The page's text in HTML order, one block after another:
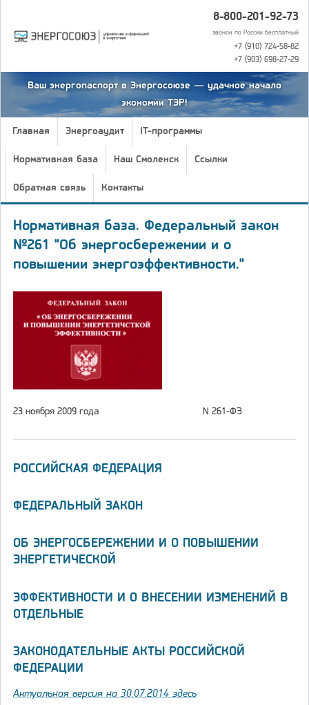
8-800-201-92-73
звонок по России бесплатный
+7 (910) 724-58-82
+7 (903) 698-27-29
Ваш энергопаспорт в Энергосоюзе — удачное начало
экономии ТЭР!
Главная Энергоаудит IT-программы
Нормативная база Наш Смоленск Ссылки
Обратная связь Контакты
Нормативная база. Федеральный закон
№261 "Об энергосбережении и о
повышении энергоэффективности."
23 ноября 2009 года N 261-ФЗ
РОССИЙСКАЯ ФЕДЕРАЦИЯ
ФЕДЕРАЛЬНЫЙ ЗАКОН
ОБ ЭНЕРГОСБЕРЕЖЕНИИ И О ПОВЫШЕНИИ
ЭНЕРГЕТИЧЕСКОЙ
ЭФФЕКТИВНОСТИ И О ВНЕСЕНИИ ИЗМЕНЕНИЙ В
ОТДЕЛЬНЫЕ
ЗАКОНОДАТЕЛЬНЫЕ АКТЫ РОССИЙСКОЙ
ФЕДЕРАЦИИ
Актуальная версия на 30.07.2014 здесь